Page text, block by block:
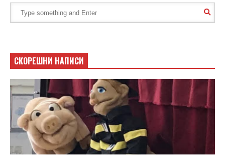
СКОРЕШНИ НАПИСИ